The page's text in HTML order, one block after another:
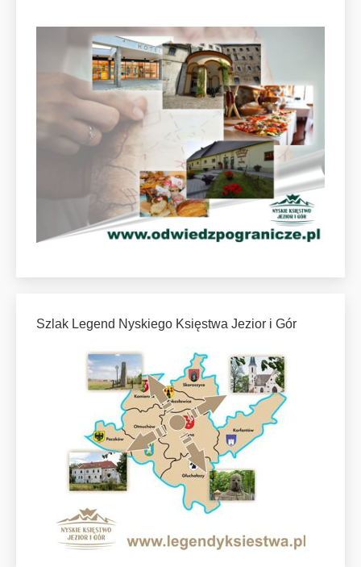
Szlak Legend Nyskiego Księstwa Jezior i Gór